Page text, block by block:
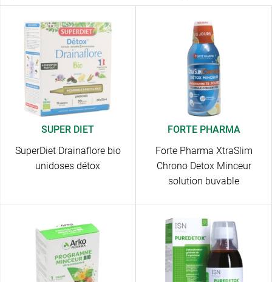
SUPER DIET
SuperDiet Drainaflore bio
unidoses détox
FORTE PHARMA
Forte Pharma XtraSlim
Chrono Detox Minceur
solution buvable